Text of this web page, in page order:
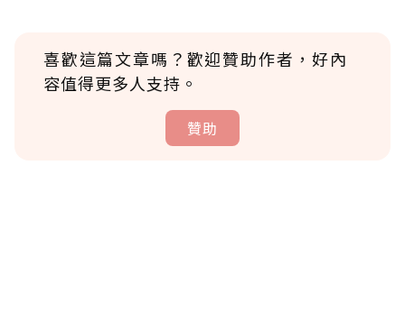
喜歡這篇文章嗎？歡迎贊助作者，好內
容值得更多人支持。
贊助